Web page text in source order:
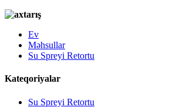
Ev
Məhsullar
Su Spreyi Retortu
Kateqoriyalar
Su Spreyi Retortu